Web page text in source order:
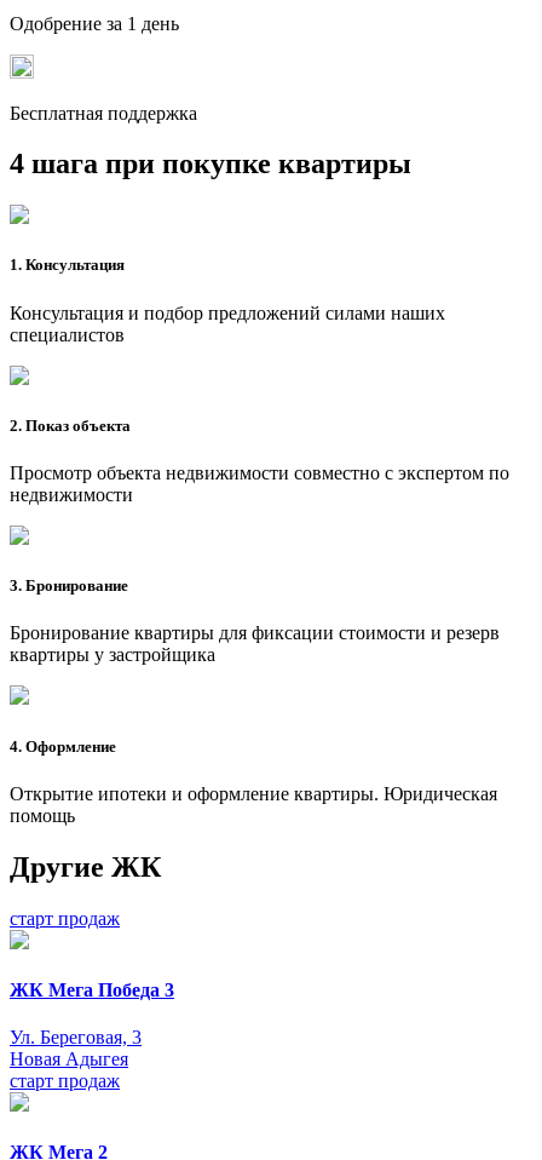
Одобрение за 1 день
Бесплатная поддержка
4 шага при покупке квартиры
1. Консультация
Консультация и подбор предложений силами наших
специалистов
2. Показ объекта
Просмотр объекта недвижимости совместно с экспертом по
недвижимости
3. Бронирование
Бронирование квартиры для фиксации стоимости и резерв
квартиры у застройщика
4. Оформление
Открытие ипотеки и оформление квартиры. Юридическая
помощь
Другие ЖК
старт продаж
ЖК Мега Победа 3
Ул. Береговая, 3
Новая Адыгея
старт продаж
ЖК Мега 2